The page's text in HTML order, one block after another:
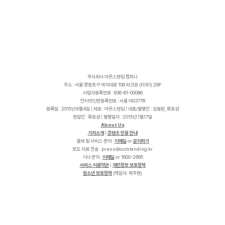
주식회사 아웃스탠딩 컴퍼니
주소 : 서울 영등포구 여의대로 108 파크원 (타워1) 28F
사업자등록번호 : 836-81-00086
인터넷신문등록번호 : 서울 아03778
등록일 : 2015년 6월4일 | 제호 : 아웃스탠딩 | 대표/발행인 : 김동환, 류호성
편집인 : 류호성 | 발행일자 : 2015년 1월17일
About Us
기자소개
콘텐츠 인용 안내
결제 및 서비스 문의 : 이메일 or문의하기
보도 자료 전송 :
r
k
.
g
n
i
d
n
a
t
s
t
u
o
@
s
s
e
r
p
기사 문의 : 이메일 or 1600-2895
서비스 이용약관| 개인정보 보호정책
청소년 보호정책 (책임자: 박주현)